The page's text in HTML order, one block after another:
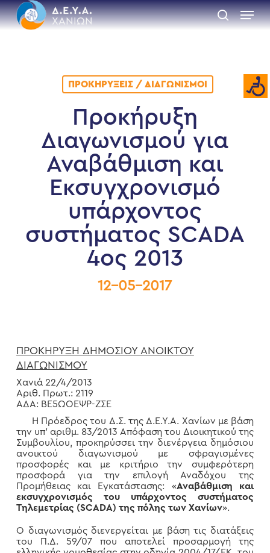
Skip
to
main
search
Menu
ΠΡΟΚΗΡΎΞΕΙΣ / ΔΙΑΓΩΝΙΣΜΟΊ
Προκήρυξη
Διαγωνισμού για
Αναβάθμιση και
Εκσυγχρονισμό
υπάρχοντος
συστήματος SCADA
4ος 2013
12-05-2017
ΠΡΟΚΗΡΥΞΗ ΔΗΜΟΣΙΟΥ ΑΝΟΙΚΤΟΥ
ΔΙΑΓΩΝΙΣΜΟΥ
Χανιά 22/4/2013
Αριθ. Πρωτ.: 2119
ΑΔΑ: ΒΕ5ΩΟΕΨΡ-ΖΣΕ
Η Πρόεδρος του Δ.Σ. της Δ.Ε.Υ.Α. Χανίων με βάση
την υπ’ αριθμ. 83/2013 Απόφαση του Διοικητικού της
Συμβουλίου, προκηρύσσει την διενέργεια δημόσιου
ανοικτού διαγωνισμού με σφραγισμένες
προσφορές και με κριτήριο την συμφερότερη
προσφορά για την επιλογή Αναδόχου της
Προμήθειας και Εγκατάστασης: «Αναβάθμιση και
εκσυγχρονισμός του υπάρχοντος συστήματος
Τηλεμετρίας (SCADA) της πόλης των Χανίων».
Ο διαγωνισμός διενεργείται με βάση τις διατάξεις
του Π.Δ. 59/07 που αποτελεί προσαρμογή της